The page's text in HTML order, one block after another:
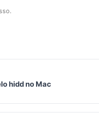
hidd no Mac